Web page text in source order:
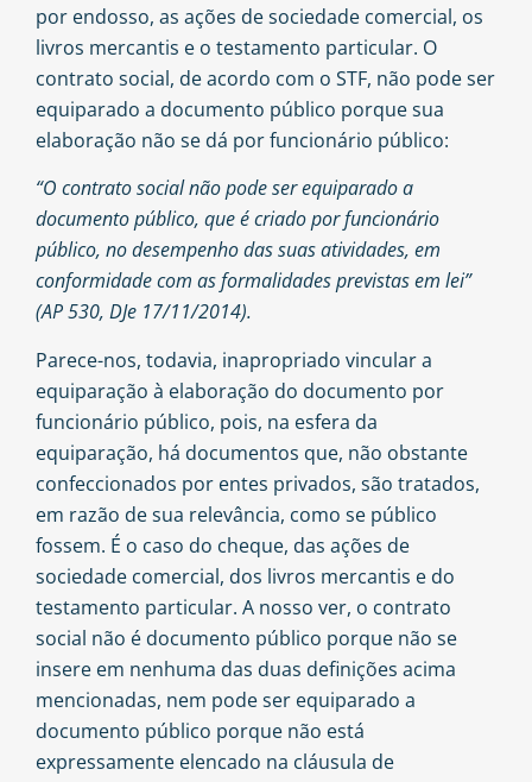
por endosso, as ações de sociedade comercial, os
livros mercantis e o testamento particular. O
contrato social, de acordo com o STF, não pode ser
equiparado a documento público porque sua
elaboração não se dá por funcionário público:
“O contrato social não pode ser equiparado a
documento público, que é criado por funcionário
público, no desempenho das suas atividades, em
conformidade com as formalidades previstas em lei”
(AP 530, DJe 17/11/2014).
Parece-nos, todavia, inapropriado vincular a
equiparação à elaboração do documento por
funcionário público, pois, na esfera da
equiparação, há documentos que, não obstante
confeccionados por entes privados, são tratados,
em razão de sua relevância, como se público
fossem. É o caso do cheque, das ações de
sociedade comercial, dos livros mercantis e do
testamento particular. A nosso ver, o contrato
social não é documento público porque não se
insere em nenhuma das duas definições acima
mencionadas, nem pode ser equiparado a
documento público porque não está
expressamente elencado na cláusula de